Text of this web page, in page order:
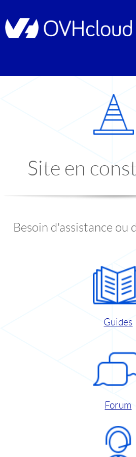
Site en
Besoin d'assistance ou
Guides
Forum